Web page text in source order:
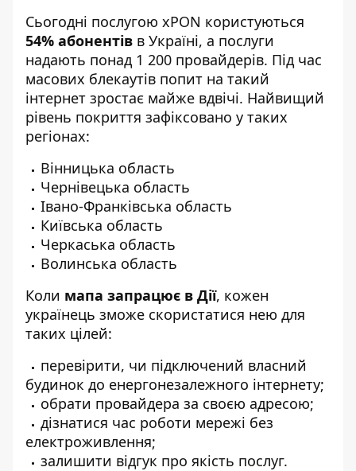
Сьогодні послугою xPON користуються
54% абонентів в Україні, а послуги
надають понад 1 200 провайдерів. Під час
масових блекаутів попит на такий
інтернет зростає майже вдвічі. Найвищий
рівень покриття зафіксовано у таких
регіонах:
Вінницька область
Чернівецька область
Івано-Франківська область
Київська область
Черкаська область
Волинська область
Коли мапа запрацює в Дії, кожен
українець зможе скористатися нею для
таких цілей:
перевірити, чи підключений власний
будинок до енергонезалежного інтернету;
обрати провайдера за своєю адресою;
дізнатися час роботи мережі без
електроживлення;
залишити відгук про якість послуг.